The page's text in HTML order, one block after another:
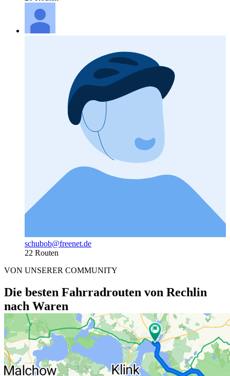
schubob@freenet.de
22 Routen
VON UNSERER COMMUNITY
Die besten Fahrradrouten von Rechlin
nach Waren